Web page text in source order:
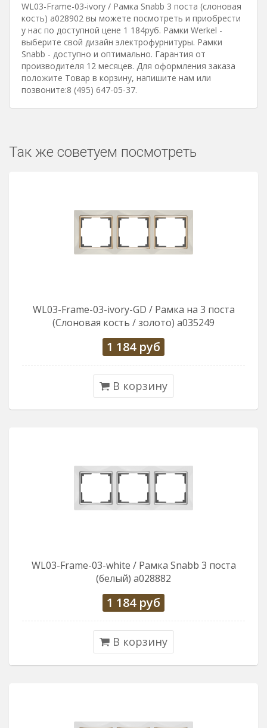
WL03-Frame-03-ivory / Рамка Snabb 3 поста (слоновая
кость) a028902 вы можете посмотреть и приобрести
у нас по доступной цене 1 184руб. Рамки Werkel -
выберите свой дизайн электрофурнитуры. Рамки
Snabb - доступно и оптимально. Гарантия от
производителя 12 месяцев. Для оформления заказа
положите Товар в корзину, напишите нам или
позвоните:8 (495) 647-05-37.
Так же советуем посмотреть
WL03-Frame-03-ivory-GD / Рамка на 3 поста
(Слоновая кость / золото) a035249
1 184руб
В корзину
WL03-Frame-03-white / Рамка Snabb 3 поста
(белый) a028882
1 184руб
В корзину